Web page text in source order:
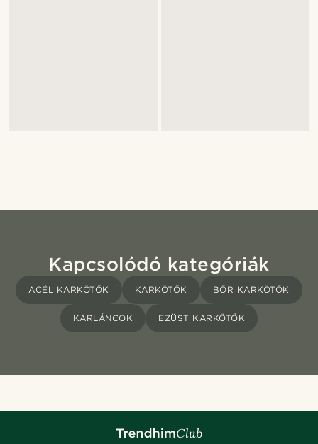
Kapcsolódó kategóriák
ACÉL KARKÖTŐK KARKÖTŐK BŐR KARKÖTŐK
KARLÁNCOK EZÜST KARKÖTŐK